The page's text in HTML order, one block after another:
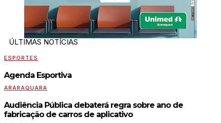
ÚLTIMAS NOTÍCIAS
ESPORTES
Agenda Esportiva
ARARAQUARA
Audiência Pública debaterá regra sobre ano de
fabricação de carros de aplicativo